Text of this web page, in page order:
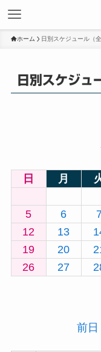
ホーム 日別スケジュール（全
日別スケジュ
日 月
5
6
12
13
19
20
26
27
前日